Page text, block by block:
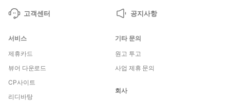
고객센터 공지사항
서비스
제휴카드
뷰어 다운로드
CP사이트
리디바탕
기타 문의
원고 투고
사업 제휴 문의
회사